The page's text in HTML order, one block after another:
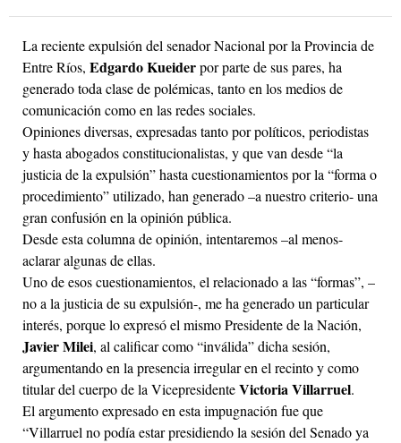
La reciente expulsión del senador Nacional por la Provincia de
Entre Ríos, Edgardo Kueiderpor parte de sus pares, ha
generado toda clase de polémicas, tanto en los medios de
comunicación como en las redes sociales.
Opiniones diversas, expresadas tanto por políticos, periodistas
y hasta abogados constitucionalistas, y que van desde “la
justicia de la expulsión” hasta cuestionamientos por la “forma o
procedimiento” utilizado, han generado –a nuestro criterio- una
gran confusión en la opinión pública.
Desde esta columna de opinión, intentaremos –al menos-
aclarar algunas de ellas.
Uno de esos cuestionamientos, el relacionado a las “formas”, –
no a la justicia de su expulsión-, me ha generado un particular
interés, porque lo expresó el mismo Presidente de la Nación,
Javier Milei, al calificar como “inválida” dicha sesión,
argumentando en la presencia irregular en el recinto y como
titular del cuerpo de la VicepresidenteVictoria Villarruel.
El argumento expresado en esta impugnación fue que
“Villarruel no podía estar presidiendo la sesión del Senado ya